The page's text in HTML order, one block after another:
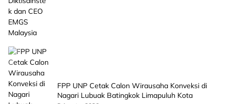
FPP UNP Cetak Calon Wirausaha Konveksi di
Nagari Lubuak Batingkok Limapuluh Kota